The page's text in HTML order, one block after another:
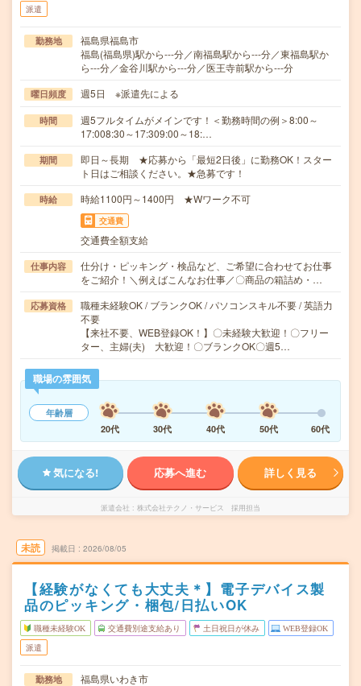
派遣
勤務地
福島県福島市
福島(福島県)駅から---分／南福島駅から---分／東福島駅か
ら---分／金谷川駅から---分／医王寺前駅から---分
曜日頻度 週5日 ※派遣先による
時間
週5フルタイムがメインです！＜勤務時間の例＞8:00～
17:008:30～17:309:00～18:…
期間
即日～長期 ★応募から「最短2日後」に勤務OK！スター
ト日はご相談ください。★急募です！
時給 時給1100円～1400円 ★Wワーク不可
交通費
交通費全額支給
仕事内容
仕分け・ピッキング・検品など、ご希望に合わせてお仕事
をご紹介！＼例えばこんなお仕事／〇商品の箱詰め・…
応募資格
職種未経験OK / ブランクOK / パソコンスキル不要 / 英語力
不要
【来社不要、WEB登録OK！】〇未経験大歓迎！〇フリー
ター、主婦(夫) 大歓迎！〇ブランクOK〇週5…
職場の雰囲気
年齢層
20代
30代 40代 50代 60代
気になる! 応募へ進む 詳しく見る
派遣会社 株式会社テクノ・サービス 採用担当
未読 掲載日 2026/08/05
【経験がなくても大丈夫＊】電子デバイス製
品のピッキング・梱包/日払いOK
職種未経験OK 交通費別途支給あり 土日祝日が休み WEB登録OK
派遣
勤務地 福島県いわき市